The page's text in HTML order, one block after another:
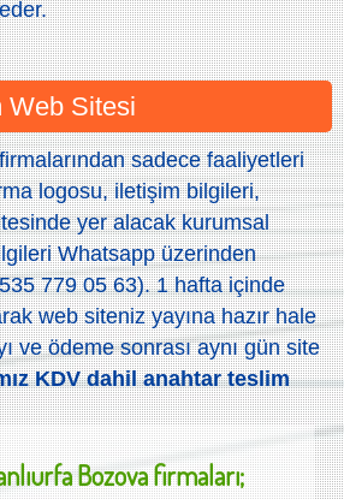
Web Sitesi
sadece faaliyetleri
logosu, iletişim bilgileri,
yer alacak kurumsal
Whatsapp üzerinden
779 05 63). 1 hafta içinde
web siteniz yayına hazır hale
ve ödeme sonrası aynı gün site
KDV dahil anahtar teslim
Bozovafirmaları;